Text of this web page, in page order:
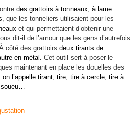
des grattoirs à tonneaux, à lame
, que les tonneliers utilisaient pour les
et qui permettaient d’obtenir une
dit-il de l’amour que les gens d’autrefois
côté des grattoirs deux tirants de
en métal. Cet outil sert à poser le
maintenant en place les douelles des
l’appelle tirant, tire, tire à cercle, tire à